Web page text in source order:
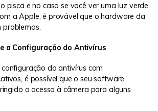
pisca e no caso se você ver uma luz verde
a Apple, é provável que o hardware da
problemas.
a Configuração do Antivírus
do antivírus com
é possível que o seu software
o acesso à câmera para alguns